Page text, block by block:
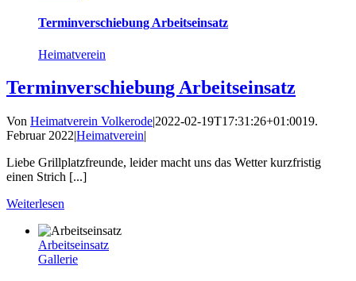
Terminverschiebung Arbeitseinsatz
Heimatverein
Terminverschiebung Arbeitseinsatz
Von Heimatverein Volkerode|2022-02-19T17:31:26+01:0019.
Februar 2022|Heimatverein|
Liebe Grillplatzfreunde, leider macht uns das Wetter kurzfristig
einen Strich [...]
Weiterlesen
Arbeitseinsatz
Gallerie